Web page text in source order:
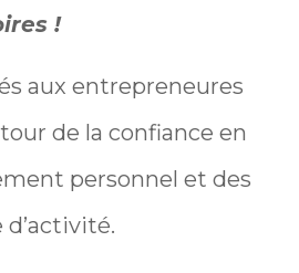
!
aux entrepreneures
de la confiance en
personnel et des